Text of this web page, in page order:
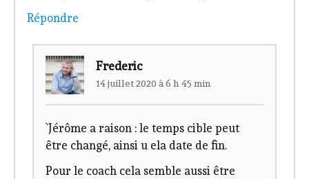
Répondre
Frederic
14 juillet 2020 à 6 h 45 min
`Jérôme a raison : le temps cible peut
être changé, ainsi u ela date de fin.
Pour le coach cela semble aussi être